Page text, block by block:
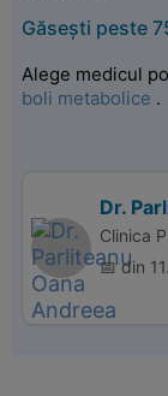
Găsești peste
Alege medicul
boli metabolice .
Dr.
Clinica
📅 din